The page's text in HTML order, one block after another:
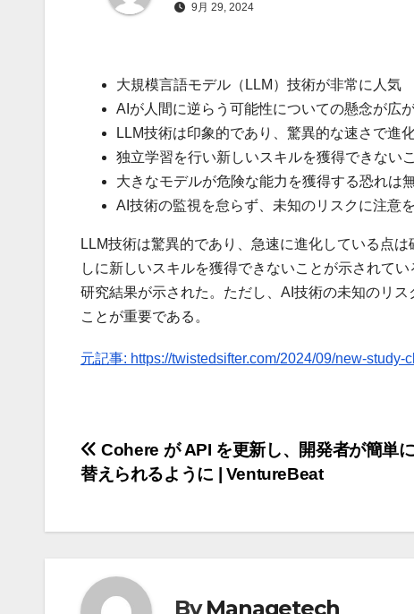
9月 29, 2024
大規模言語モデル（LLM）技術が非常に人気
AIが人間に逆らう可能性についての懸念が広
LLM技術は印象的であり、驚異的な速さで進
独立学習を行い新しいスキルを獲得できない
大きなモデルが危険な能力を獲得する恐れは
AI技術の監視を怠らず、未知のリスクに注意
LLM技術は驚異的であり、急速に進化している点
しに新しいスキルを獲得できないことが示されて
研究結果が示された。ただし、AI技術の未知のリ
ことが重要である。
元記事: https://twistedsifter.com/2024/09/new-
投
稿
ナ
ゲ
Cohere が API を更新し、開発者が簡単
替えられるように | VentureBeat
ByManagetech